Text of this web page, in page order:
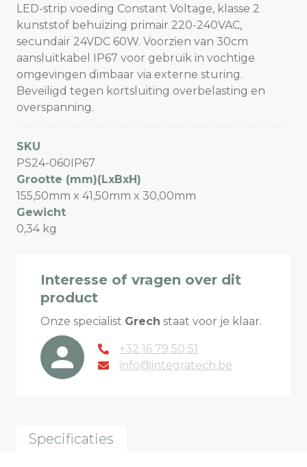
LED-strip voeding Constant Voltage, klasse 2
kunststof behuizing primair 220-240VAC,
secundair 24VDC 60W. Voorzien van 30cm
aansluitkabel IP67 voor gebruik in vochtige
omgevingen dimbaar via externe sturing.
Beveiligd tegen kortsluiting overbelasting en
overspanning.
SKU
PS24-060IP67
Grootte (mm)(LxBxH)
155,50mm x 41,50mm x 30,00mm
Gewicht
0,34 kg
Interesse of vragen over dit
product
Onze specialist Grech staat voor je klaar.
+32 16 79 50 51
info@integratech.be
Specificaties